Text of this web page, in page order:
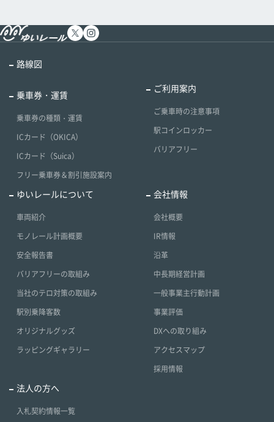
路線図
乗車券・運賃
乗車券の種類・運賃
ICカード（OKICA）
ICカード（Suica）
フリー乗車券＆割引施設案内
ご利用案内
ご乗車時の注意事項
駅コインロッカー
バリアフリー
ゆいレールについて
車両紹介
モノレール計画概要
安全報告書
バリアフリーの取組み
当社のテロ対策の取組み
駅別乗降客数
オリジナルグッズ
ラッピングギャラリー
会社情報
会社概要
IR情報
沿革
中長期経営計画
一般事業主行動計画
事業評価
DXへの取り組み
アクセスマップ
採用情報
法人の方へ
入札契約情報一覧